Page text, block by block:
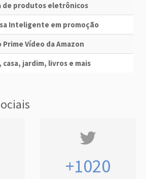
de produtos eletrônicos
Inteligente em promoção
Vídeo da Amazon
jardim, livros e mais
+1020